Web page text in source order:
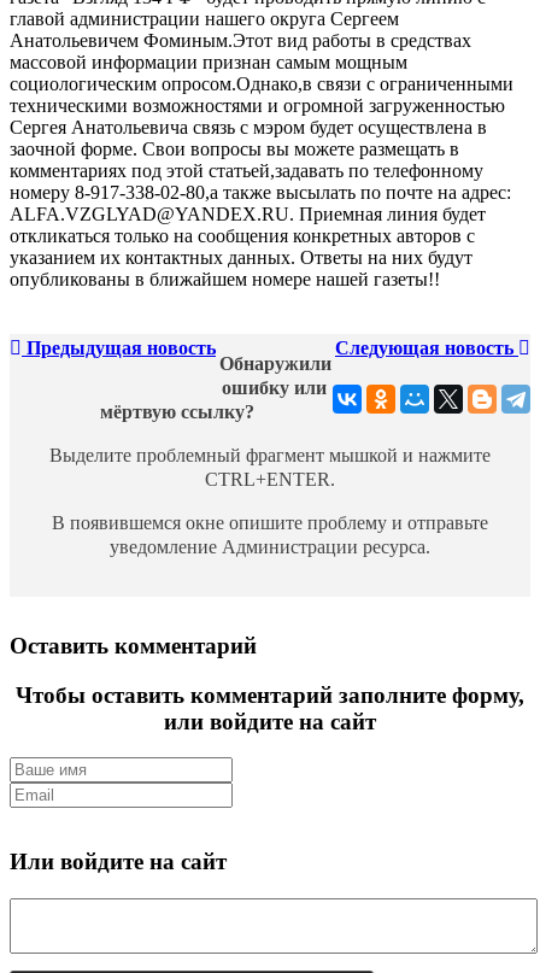
главой администрации нашего округа Сергеем
Анатольевичем Фоминым.Этот вид работы в средствах
массовой информации признан самым мощным
социологическим опросом.Однако,в связи с ограниченными
техническими возможностями и огромной загруженностью
Сергея Анатольевича связь с мэром будет осуществлена в
заочной форме. Свои вопросы вы можете размещать в
комментариях под этой статьей,задавать по телефонному
номеру 8-917-338-02-80,а также высылать по почте на адрес:
ALFA.VZGLYAD@YANDEX.RU. Приемная линия будет
откликаться только на сообщения конкретных авторов с
указанием их контактных данных. Ответы на них будут
опубликованы в ближайшем номере нашей газеты!!
Предыдущая новость Следующая новость
Обнаружили
ошибку или
мёртвую ссылку?
Выделите проблемный фрагмент мышкой и нажмите
CTRL+ENTER.
В появившемся окне опишите проблему и отправьте
уведомление Администрации ресурса.
Оставить комментарий
Чтобы оставить комментарий заполните форму,
или войдите на сайт
Или войдите на сайт